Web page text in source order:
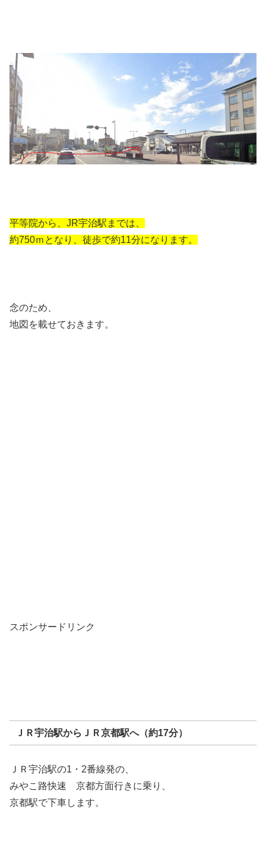
平等院から、JR宇治駅までは、
約750ｍとなり、徒歩で約11分になります。
念のため、
地図を載せておきます。
スポンサードリンク
ＪＲ宇治駅からＪＲ京都駅へ（約17分）
ＪＲ宇治駅の1・2番線発の、
みやこ路快速 京都方面行きに乗り、
京都駅で下車します。